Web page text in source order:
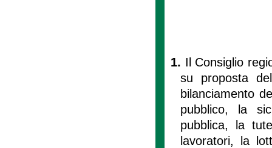
1. Il Consiglio
su proposta
bilanciamento
pubblico, la
pubblica, la
lavoratori, la